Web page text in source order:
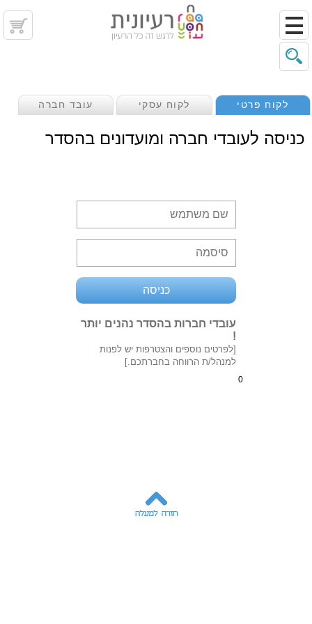
לקוח פרטי לקוח עסקי עובד חברה
כניסה לעובדי חברה ומועדונים בהסדר
עובדי חברות בהסדר נהנים יותר
!
[לפרטים נוספים והצטרפות יש לפנות
למנהל/ת הרווחה בחברתכם.]
0